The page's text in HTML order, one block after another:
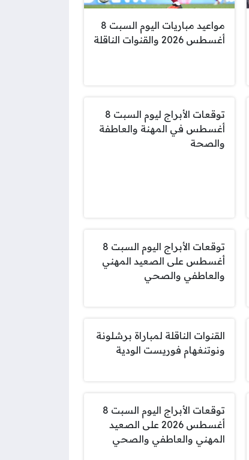
مواعيد مباريات اليوم السبت 8
أغسطس 2026 والقنوات الناقلة
توقعات الأبراج ليوم السبت 8
أغسطس في المهنة والعاطفة
والصحة
توقعات الأبراج اليوم السبت 8
أغسطس على الصعيد المهني
والعاطفي والصحي
القنوات الناقلة لمباراة برشلونة
ونوتنغهام فوريست الودية
توقعات الأبراج اليوم السبت 8
أغسطس 2026 على الصعيد
المهني والعاطفي والصحي